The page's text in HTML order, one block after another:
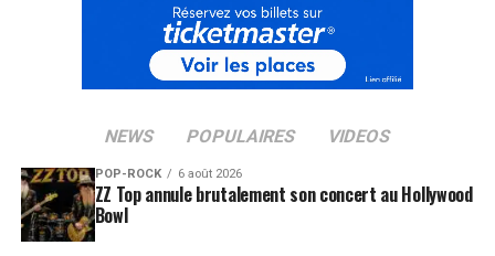
NEWS POPULAIRES VIDEOS
POP-ROCK 6 août 2026
ZZ Top annule brutalement son concert au Hollywood
Bowl